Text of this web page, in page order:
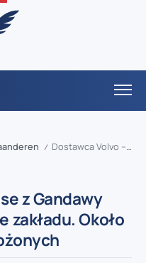
/ Dostawca Volvo – Brose z Gandawy zapowiada zamknięcie zakładu. Około 90 miejsc pracy zagrożonych
z Gandawy
zakładu. Około